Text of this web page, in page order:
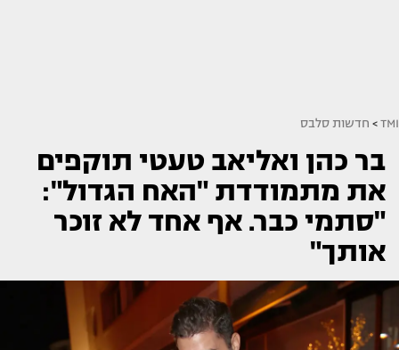
TMI
> חדשות סלבס
בר כהן ואליאב טעטי תוקפים
את מתמודדת "האח הגדול":
"סתמי כבר. אף אחד לא זוכר
אותך"